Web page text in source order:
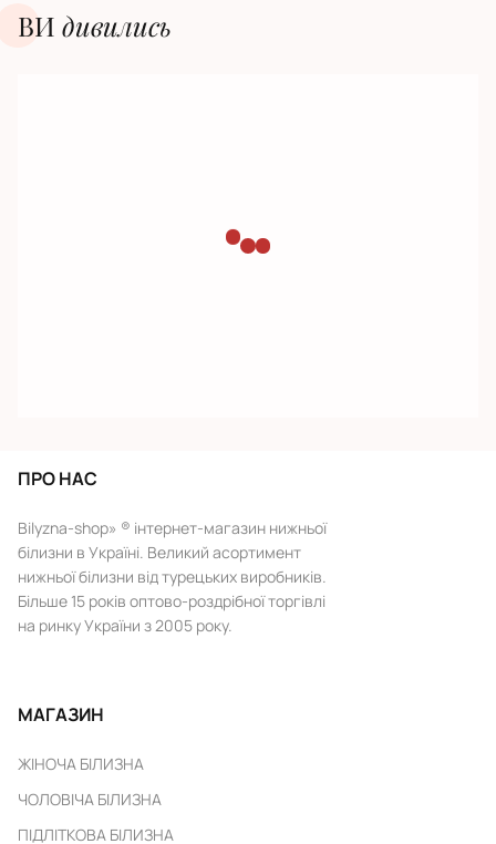
ВИ дивилиcь
ПРО НАС
Bilyzna-shop» ® інтернет-магазин нижньої
білизни в Україні. Великий асортимент
нижньої білизни від турецьких виробників.
Більше 15 років оптово-роздрібної торгівлі
на ринку України з 2005 року.
МАГАЗИН
ЖІНОЧА БІЛИЗНА
ЧОЛОВІЧА БІЛИЗНА
ПІДЛІТКОВА БІЛИЗНА